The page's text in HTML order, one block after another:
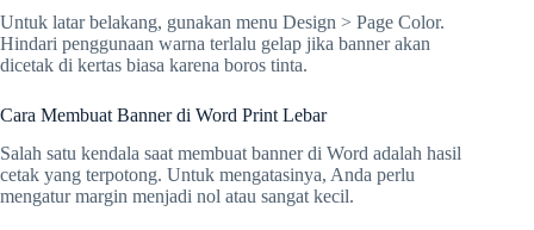
Untuk latar belakang, gunakan menu Design > Page Color.
Hindari penggunaan warna terlalu gelap jika banner akan
dicetak di kertas biasa karena boros tinta.
Cara Membuat Banner di Word Print Lebar
Salah satu kendala saat membuat banner di Word adalah hasil
cetak yang terpotong. Untuk mengatasinya, Anda perlu
mengatur margin menjadi nol atau sangat kecil.